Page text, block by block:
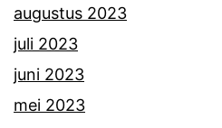
augustus 2023
juli 2023
juni 2023
mei 2023